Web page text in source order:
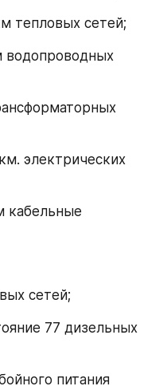
тепловых сетей;
водопроводных
электрических
кабельные
сетей;
77 дизельных
питания